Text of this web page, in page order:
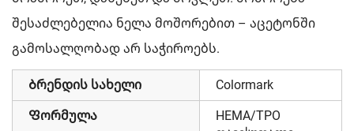
შესაძლებელია ნელა მოშორებით – აცეტონში
გამოსალღობად არ საჭიროებს.
Ბრენდის სახელი Colormark
Ფორმულა
HEMA/TPO